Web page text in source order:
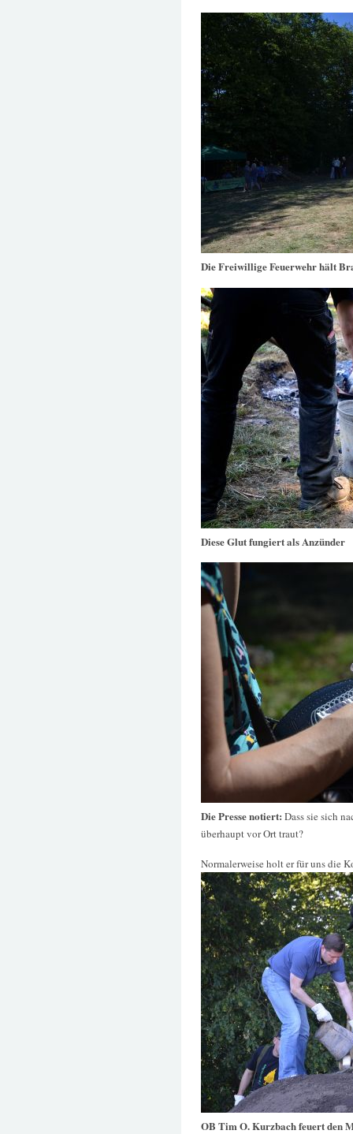
Die Freiwillige Feuerwehr hält
Diese Glut fungiert als Anzünder
Die Presse notiert: Dass sie sich
überhaupt vor Ort traut?
Normalerweise holt er für uns die
OB Tim O. Kurzbach feuert den